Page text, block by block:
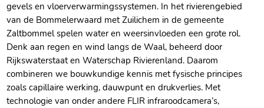
gevels en vloerverwarmingssystemen. In het rivierengebied
van de Bommelerwaard met Zuilichem in de gemeente
Zaltbommel spelen water en weersinvloeden een grote rol.
Denk aan regen en wind langs de Waal, beheerd door
Rijkswaterstaat en Waterschap Rivierenland. Daarom
combineren we bouwkundige kennis met fysische principes
zoals capillaire werking, dauwpunt en drukverlies. Met
technologie van onder andere FLIR infraroodcamera’s,